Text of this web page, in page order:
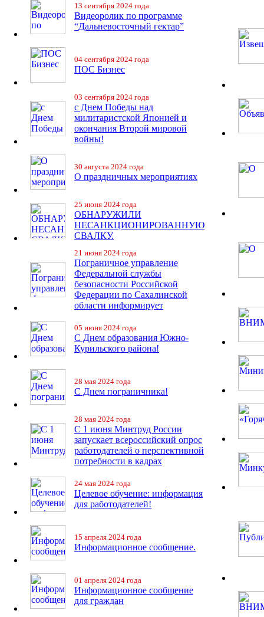
13 сентября 2024 года
Видеоролик по программе
“Дальневосточный гектар”
04 сентября 2024 года
ПОС Бизнес
03 сентября 2024 года
с Днем Победы над
милитаристской Японией и
окончания Второй мировой
войны!
30 августа 2024 года
О праздничных мероприятиях
25 июня 2024 года
ОБНАРУЖИЛИ
НЕСАНКЦИОНИРОВАННУЮ
СВАЛКУ.
21 июня 2024 года
Пограничное управление
Федеральной службы
безопасности Российской
Федерации по Сахалинской
области информирует
05 июня 2024 года
С Днем образования Южно-
Курильского района!
28 мая 2024 года
С Днем пограничника!
28 мая 2024 года
С 1 июня Минтруд России
запускает всероссийский опрос
работодателей о перспективной
потребности в кадрах
24 мая 2024 года
Целевое обучение: информация
для работодателей!
15 апреля 2024 года
Информационное сообщение.
01 апреля 2024 года
Информационное сообщение
для граждан